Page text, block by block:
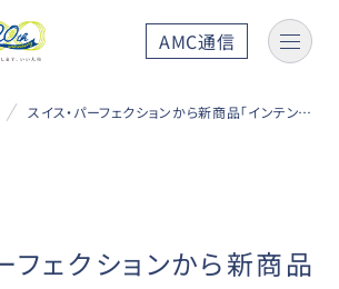
AMC通信
スイス・パーフェクションから新商品「インテンスローション」が発売
フェクションから新商品